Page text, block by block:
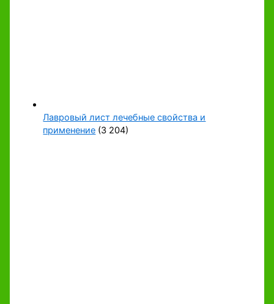
Лавровый лист лечебные свойства и
применение (3 204)